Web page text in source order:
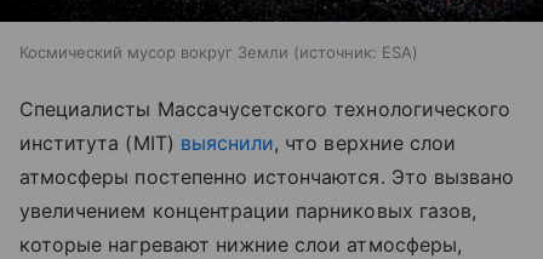
Космический мусор вокруг Земли источник: ESA
Специалисты Массачусетского технологического
института (MIT) выяснили, что верхние слои
атмосферы постепенно истончаются. Это вызвано
увеличением концентрации парниковых газов,
которые нагревают нижние слои атмосферы,